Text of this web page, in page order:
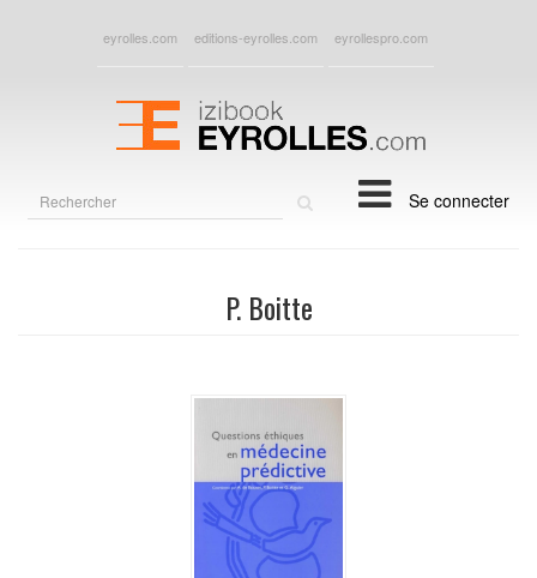
eyrolles.com editions-eyrolles.com eyrollespro.com
Se connecter
P. Boitte